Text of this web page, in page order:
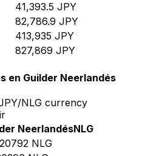
41,393.5 JPY
82,786.9 JPY
413,935 JPY
827,869 JPY
en Guilder Neerlandés
NLG currency
NeerlandésNLG
NLG